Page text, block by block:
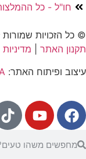
חו"ל - כל
© כל הזכויות
תקנון האתר
עיצוב ופיתוח האתר: